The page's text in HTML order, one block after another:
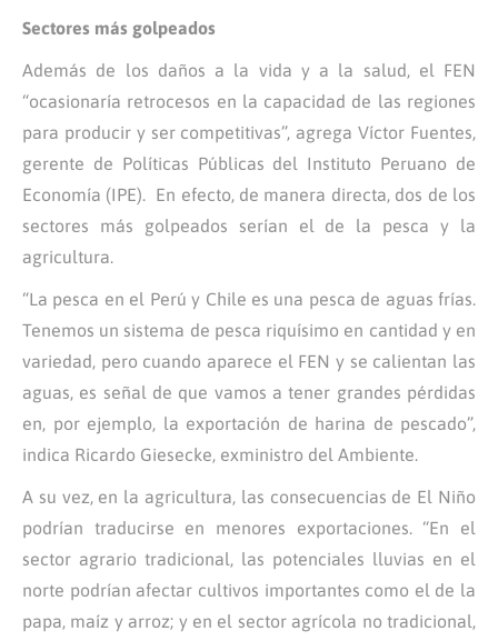
Sectores más golpeados
Además de los daños a la vida y a la salud, el FEN
“ocasionaría retrocesos en la capacidad de las regiones
para producir y ser competitivas”, agrega Víctor Fuentes,
gerente de Políticas Públicas del Instituto Peruano de
Economía (IPE). En efecto, de manera directa, dos de los
sectores más golpeados serían el de la pesca y la
agricultura.
“La pesca en el Perú y Chile es una pesca de aguas frías.
Tenemos un sistema de pesca riquísimo en cantidad y en
variedad, pero cuando aparece el FEN y se calientan las
aguas, es señal de que vamos a tener grandes pérdidas
en, por ejemplo, la exportación de harina de pescado”,
indica Ricardo Giesecke, exministro del Ambiente.
A su vez, en la agricultura, las consecuencias de El Niño
podrían traducirse en menores exportaciones. “En el
sector agrario tradicional, las potenciales lluvias en el
norte podrían afectar cultivos importantes como el de la
papa, maíz y arroz; y en el sector agrícola no tradicional,